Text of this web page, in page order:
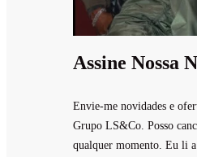
Assine Nossa
Envie-me novidades e
Grupo LS&Co. Posso
qualquer momento. Eu li